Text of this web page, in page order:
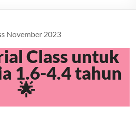
Class untuk
1.6-4.4 tahun
🌟